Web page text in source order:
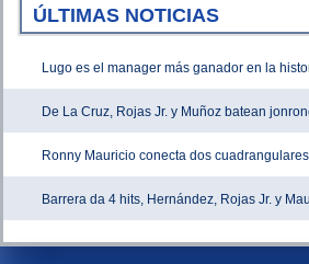
ÚLTIMAS NOTICIAS
Lugo es el manager más ganador en la
De La Cruz, Rojas Jr. y Muñoz batean
Ronny Mauricio conecta dos
Barrera da 4 hits, Hernández, Rojas Jr. y